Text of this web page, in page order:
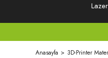
Anasayfa 3D-Printer